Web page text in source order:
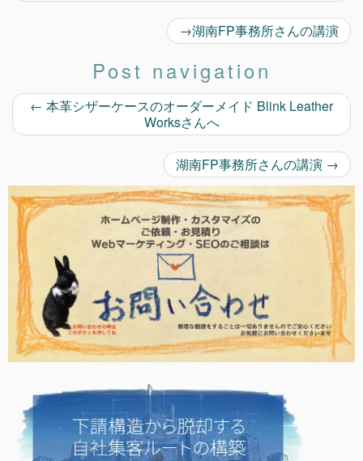
→湖南FP事務所さんの講演
Post navigation
← 本革シザーケースのオーダーメイド Blink Leather
Worksさんへ
湖南FP事務所さんの講演 →